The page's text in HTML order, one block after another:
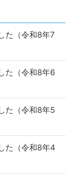
た（令和8年7
た（令和8年6
た（令和8年5
た（令和8年4